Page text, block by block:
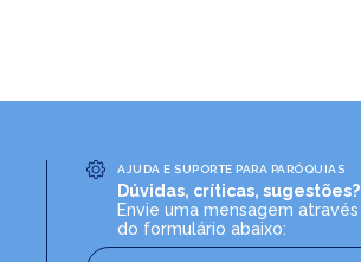
AJUDA E SUPORTE PARA PARÓQUIAS
Dúvidas, críticas, sugestões?
Envie uma mensagem através
do formulário abaixo: